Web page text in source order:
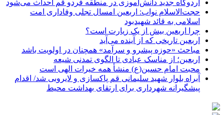
اردوگاه جدید دانش‌آموزی در منطقه فردو قم احداث می‌شود
حجت‌الاسلام نواب: اربعین امسال تجلی وفاداری امت
اسلامی به قائد شهیدبود
چرا اربعین بیش از یک زیارت است؟
اربعین تاریخی که از آینده می‌آید
مباحث «حوزه پیشرو و سرآمد» همچنان در اولویت باشد
اربعین؛ از مناسک عبادی تا الگوی تمدنی شیعه
محبت امام حسین(ع) منشأ همه خیرات الهی است
آبراه بلوار شهید سلیمانی قم پاکسازی و لایروبی شد/ اقدام
پیشگیرانه شهرداری برای ارتقای بهداشت محیط